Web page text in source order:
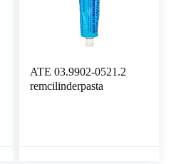
ATE 03.9902-0521.2
remcilinderpasta